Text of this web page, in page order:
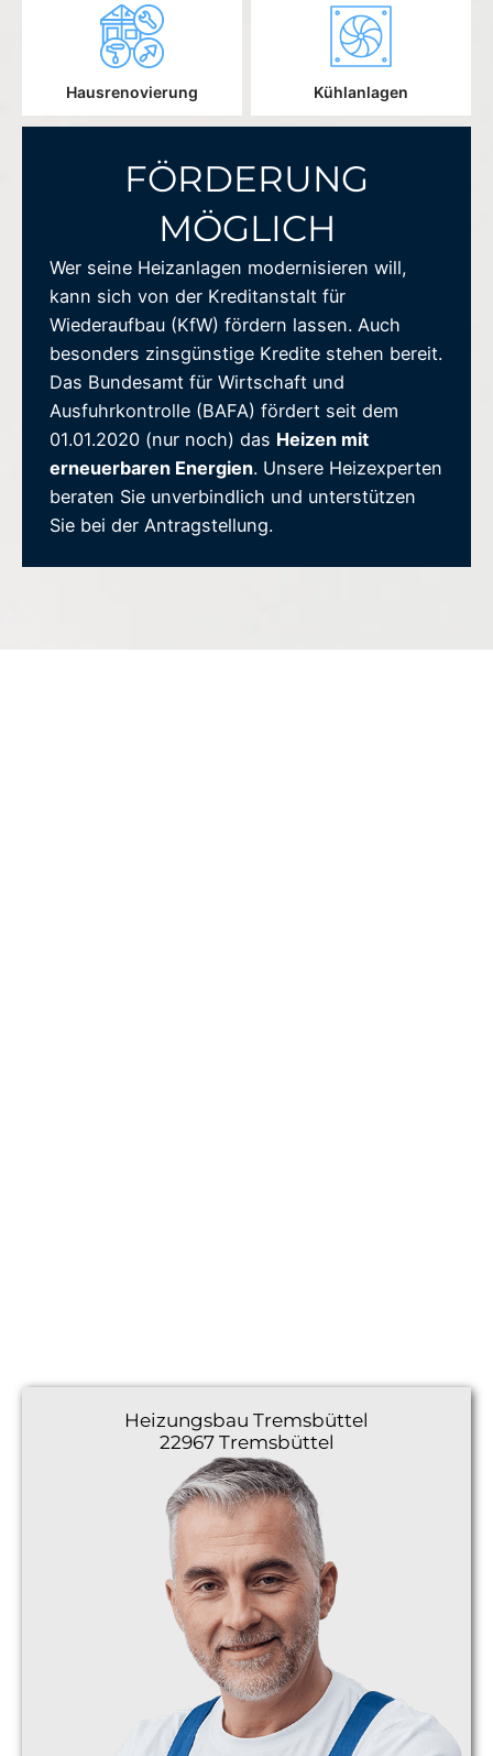
Hausrenovierung Kühlanlagen
FÖRDERUNG
MÖGLICH
Wer seine Heizanlagen modernisieren will,
kann sich von der Kreditanstalt für
Wiederaufbau (KfW) fördern lassen. Auch
besonders zinsgünstige Kredite stehen bereit.
Das Bundesamt für Wirtschaft und
Ausfuhrkontrolle (BAFA) fördert seit dem
01.01.2020 (nur noch) das Heizen mit
erneuerbaren Energien. Unsere Heizexperten
beraten Sie unverbindlich und unterstützen
Sie bei der Antragstellung.
Heizungsbau Tremsbüttel
22967 Tremsbüttel